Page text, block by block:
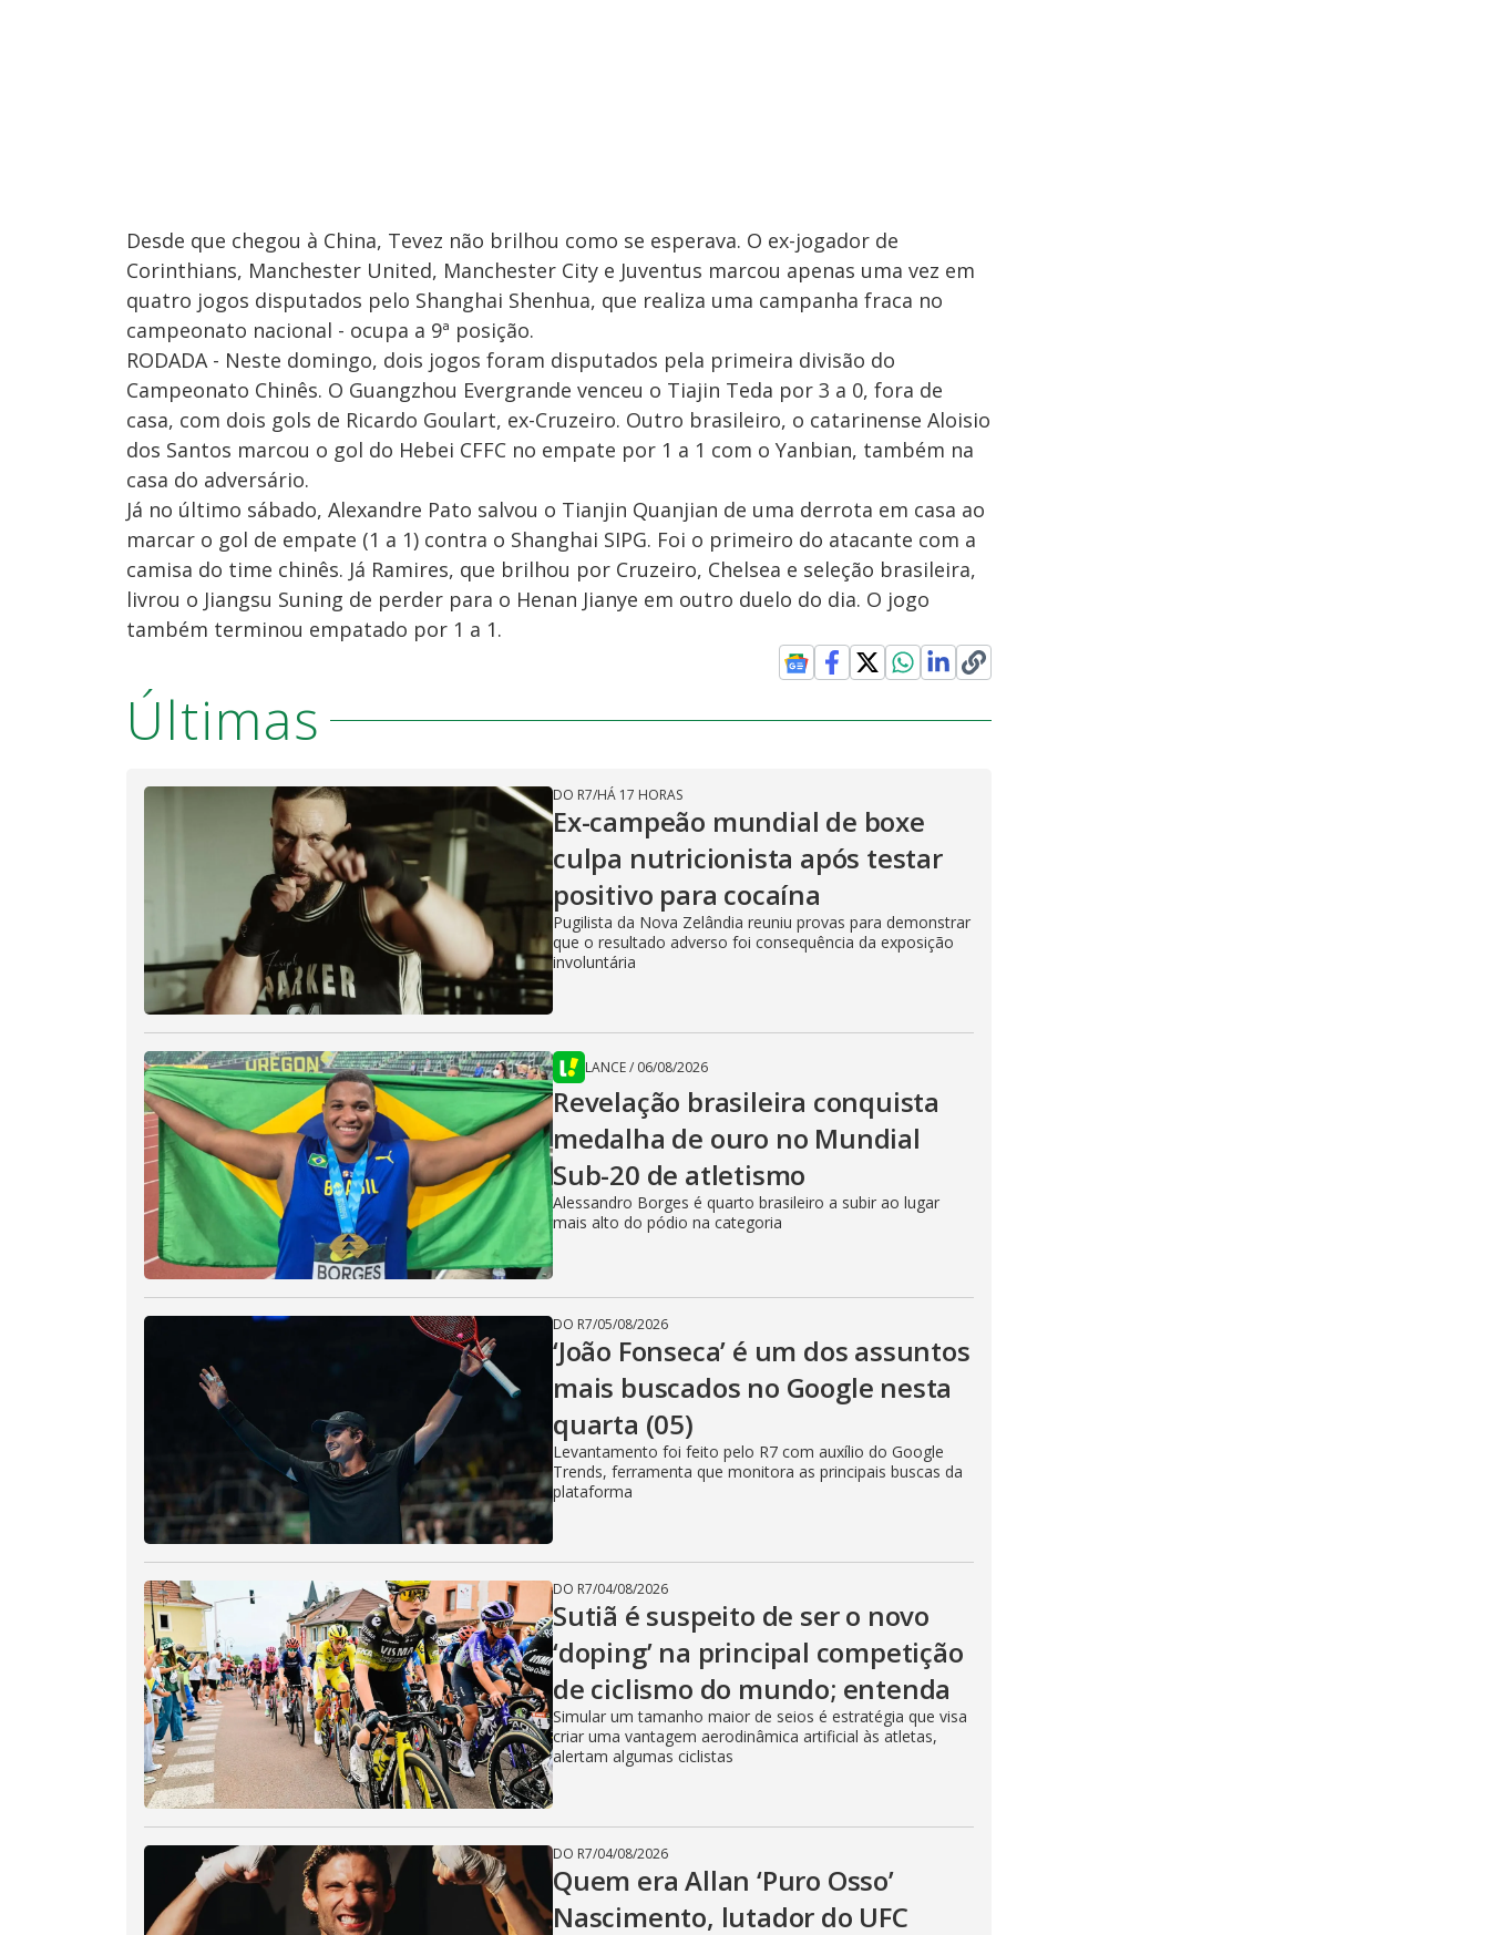
Desde que chegou à China, Tevez não brilhou como se esperava. O ex-jogador de
Corinthians, Manchester United, Manchester City e Juventus marcou apenas uma vez em
quatro jogos disputados pelo Shanghai Shenhua, que realiza uma campanha fraca no
campeonato nacional - ocupa a 9ª posição.
RODADA - Neste domingo, dois jogos foram disputados pela primeira divisão do
Campeonato Chinês. O Guangzhou Evergrande venceu o Tiajin Teda por 3 a 0, fora de
casa, com dois gols de Ricardo Goulart, ex-Cruzeiro. Outro brasileiro, o catarinense Aloisio
dos Santos marcou o gol do Hebei CFFC no empate por 1 a 1 com o Yanbian, também na
casa do adversário.
Já no último sábado, Alexandre Pato salvou o Tianjin Quanjian de uma derrota em casa ao
marcar o gol de empate (1 a 1) contra o Shanghai SIPG. Foi o primeiro do atacante com a
camisa do time chinês. Já Ramires, que brilhou por Cruzeiro, Chelsea e seleção brasileira,
livrou o Jiangsu Suning de perder para o Henan Jianye em outro duelo do dia. O jogo
também terminou empatado por 1 a 1.
Últimas
DO R7/HÁ 17 HORAS
Ex-campeão mundial de boxe
culpa nutricionista após testar
positivo para cocaína
Pugilista da Nova Zelândia reuniu provas para demonstrar
que o resultado adverso foi consequência da exposição
involuntária
LANCE/ 06/08/2026
Revelação brasileira conquista
medalha de ouro no Mundial
Sub-20 de atletismo
Alessandro Borges é quarto brasileiro a subir ao lugar
mais alto do pódio na categoria
DO R7/05/08/2026
‘João Fonseca’ é um dos assuntos
mais buscados no Google nesta
quarta (05)
Levantamento foi feito pelo R7 com auxílio do Google
Trends, ferramenta que monitora as principais buscas da
plataforma
DO R7/04/08/2026
Sutiã é suspeito de ser o novo
‘doping’ na principal competição
de ciclismo do mundo; entenda
Simular um tamanho maior de seios é estratégia que visa
criar uma vantagem aerodinâmica artificial às atletas,
alertam algumas ciclistas
DO R7/04/08/2026
Quem era Allan ‘Puro Osso’
Nascimento, lutador do UFC